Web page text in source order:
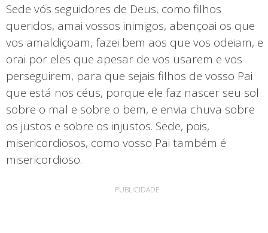
Sede vós seguidores de Deus, como filhos
queridos, amai vossos inimigos, abençoai os que
vos amaldiçoam, fazei bem aos que vos odeiam, e
orai por eles que apesar de vos usarem e vos
perseguirem, para que sejais filhos de vosso Pai
que está nos céus, porque ele faz nascer seu sol
sobre o mal e sobre o bem, e envia chuva sobre
os justos e sobre os injustos. Sede, pois,
misericordiosos, como vosso Pai também é
misericordioso.
PUBLICIDADE